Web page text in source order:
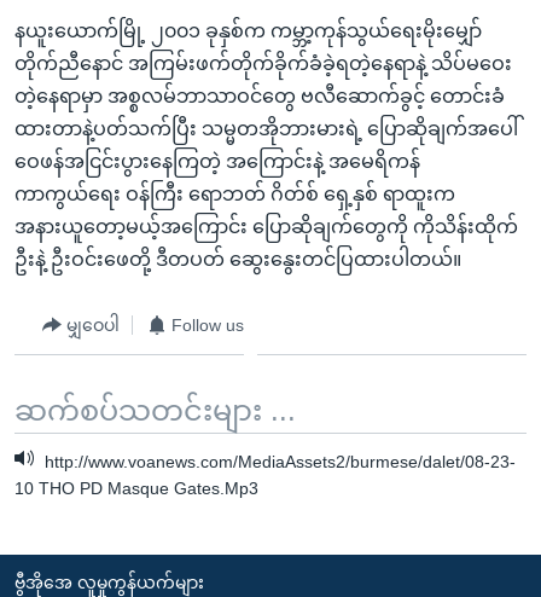
ညွန်း
စာမျက်နှာ
သို့
ကျော်
ကြည့်
ရန်
ရှာဖွေ
ရန်
ကျော်
သုတပဒေသာ အင်္ဂလိပ်စာ
Learning English
ဗွီအိုအေ လူမှုကွန်ယက်များ
ဘာသာစကားများ
နယူးယောက်မြို့ ၂၀၀၁ ခုနှစ်က ကမ္ဘာ့ကုန်သွယ်ရေးမိုးမျှော်
တိုက်ညီနောင် အကြမ်းဖက်တိုက်ခိုက်ခံခဲ့ရတဲ့နေရာနဲ့ သိပ်မဝေး
တဲ့နေရာမှာ အစ္စလမ်ဘာသာဝင်တွေ ဗလီဆောက်ခွင့် တောင်းခံ
ထားတာနဲ့ပတ်သက်ပြီး သမ္မတအိုဘားမားရဲ့ ပြောဆိုချက်အပေါ်
ဝေဖန်အငြင်းပွားနေကြတဲ့ အကြောင်းနဲ့ အမေရိကန်
ကာကွယ်ရေး ဝန်ကြီး ရောဘတ် ဂိတ်စ် ရှေ့နှစ် ရာထူးက
အနားယူတော့မယ့်အကြောင်း ပြောဆိုချက်တွေကို ကိုသိန်းထိုက်
ဦးနဲ့ ဦးဝင်းဖေတို့ ဒီတပတ် ဆွေးနွေးတင်ပြထားပါတယ်။
မျှဝေပါ Follow us
ဆက်စပ်သတင်းများ ...
http://www.voanews.com/MediaAssets2/burmese/dalet/08-23-
10 THO PD Masque Gates.Mp3
ဗွီအိုအေ လူမှုကွန်ယက်များ